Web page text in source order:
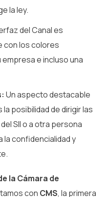
la ley.
del Canal es
con los colores
e incluso una
Un aspecto destacable
posibilidad de dirigir las
SII o a otra persona
la confidencialidad y
la Cámara de
con CMS, la primera